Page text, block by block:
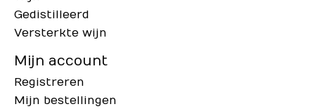
Gedistilleerd
Versterkte wijn
Mijn account
Registreren
Mijn bestellingen